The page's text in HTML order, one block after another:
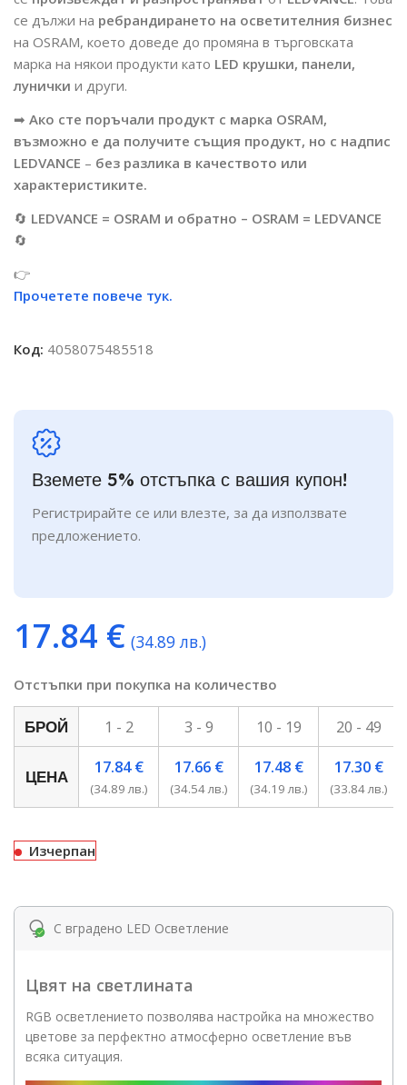
се дължи на ребрандирането на осветителния бизнес
на OSRAM, което доведе до промяна в търговската
марка на някои продукти като LED крушки, панели,
лунички и други.
➡ Ако сте поръчали продукт с марка OSRAM,
възможно е да получите същия продукт, но с надпис
LEDVANCE – без разлика в качеството или
характеристиките.
🔄 LEDVANCE = OSRAM и обратно – OSRAM = LEDVANCE
🔄
👉
Прочетете повече тук.
Код: 4058075485518
Вземете 5% отстъпка с вашия купон!
Регистрирайте се или влезте, за да използвате
предложението.
17.84 € (34.89 лв.)
Отстъпки при покупка на количество
БРОЙ 1 - 2 3 - 9 10 - 19 20 - 49
ЦЕНА 17.84€
(34.89 лв.)
17.66 €
(34.54 лв.)
17.48 €
(34.19 лв.)
17.30 €
(33.84 лв.)
Изчерпан
С вградено LED Осветление
Цвят на светлината
RGB осветлението позволява настройка на множество
цветове за перфектно атмосферно осветление във
всяка ситуация.